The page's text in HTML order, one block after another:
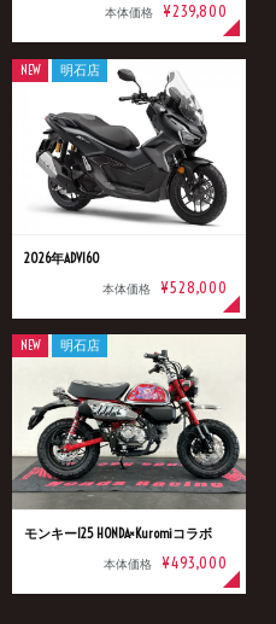
本体価格 ¥239,800
2026年ADV160
本体価格 ¥528,000
NEW 明石店
モンキー125 HONDA×Kuromiコラボ
本体価格 ¥493,000
NEW 明石店